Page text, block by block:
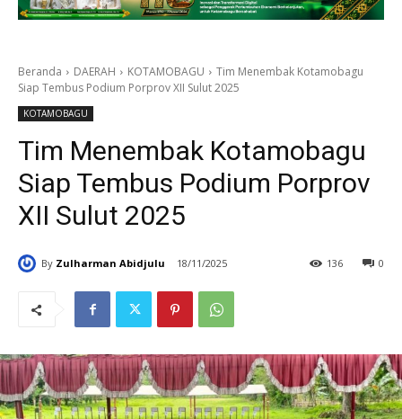
Beranda DAERAH KOTAMOBAGU
Tim Menembak Kotamobagu
Siap Tembus Podium Porprov XII Sulut 2025
KOTAMOBAGU
Tim Menembak Kotamobagu
Siap Tembus Podium Porprov
XII Sulut 2025
By Zulharman Abidjulu 18/11/2025 0
136